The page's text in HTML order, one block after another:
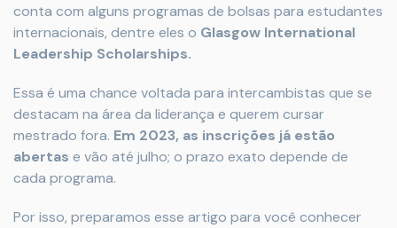
conta com alguns programas de bolsas para estudantes
internacionais, dentre eles o Glasgow International
Leadership Scholarships.
Essa é uma chance voltada para intercambistas que se
destacam na área da liderança e querem cursar
mestrado fora. Em 2023, as inscrições já estão
abertas e vão até julho; o prazo exato depende de
cada programa.
Por isso, preparamos esse artigo para você conhecer